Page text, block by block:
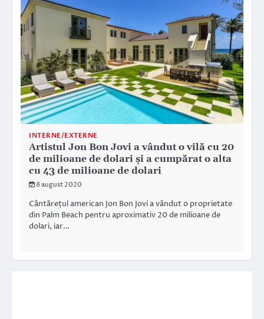
INTERNE/EXTERNE
Artistul Jon Bon Jovi a vândut o vilă cu 20
de milioane de dolari şi a cumpărat o alta
cu 43 de milioane de dolari
8 august 2020
Cântărețul american Jon Bon Jovi a vândut o proprietate
din Palm Beach pentru aproximativ 20 de milioane de
dolari, iar…